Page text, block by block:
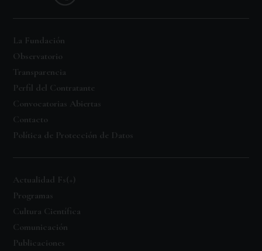
La Fundación
Observatorio
Transparencia
Perfil del Contratante
Convocatorias Abiertas
Contacto
Política de Protección de Datos
Actualidad Fs(+)
Programas
Cultura Científica
Comunicación
Publicaciones